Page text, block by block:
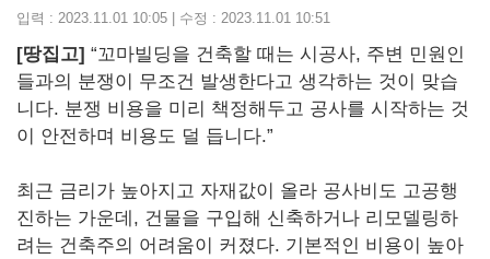
입력 : 2023.11.01 10:05 | 수정 : 2023.11.01 10:51
[땅집고] “꼬마빌딩을 건축할 때는 시공사, 주변 민원인
들과의 분쟁이 무조건 발생한다고 생각하는 것이 맞습
니다. 분쟁 비용을 미리 책정해두고 공사를 시작하는 것
이 안전하며 비용도 덜 듭니다.”
최근 금리가 높아지고 자재값이 올라 공사비도 고공행
진하는 가운데, 건물을 구입해 신축하거나 리모델링하
려는 건축주의 어려움이 커졌다. 기본적인 비용이 높아